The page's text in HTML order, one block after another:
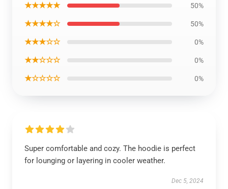
★★★★★ 50%
★★★★☆ 50%
★★★☆☆ 0%
★★☆☆☆ 0%
★☆☆☆☆ 0%
Super comfortable and cozy. The hoodie is perfect
for lounging or layering in cooler weather.
Dec 5, 2024